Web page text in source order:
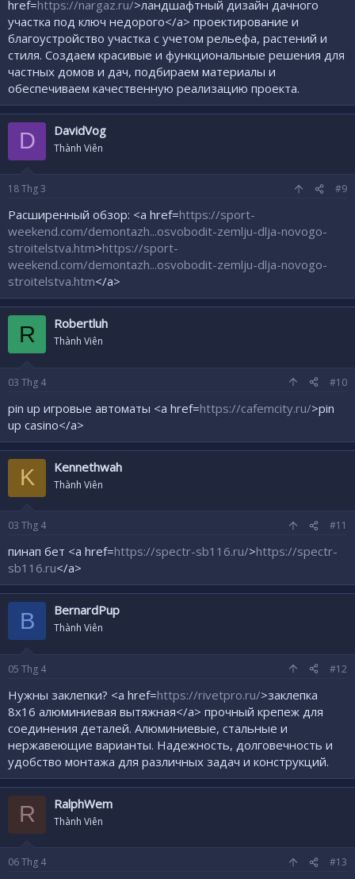
href=https://nargaz.ru/>ландшафтный дизайн дачного
участка под ключ недорого</a> проектирование и
благоустройство участка с учетом рельефа, растений и
стиля. Создаем красивые и функциональные решения для
частных домов и дач, подбираем материалы и
обеспечиваем качественную реализацию проекта.
D DavidVog
Thành Viên
18Thg 3 #9
Расширенный обзор: <a href=https://sport-
weekend.com/demontazh...osvobodit-zemlju-dlja-novogo-
stroitelstva.htm>https://sport-
weekend.com/demontazh...osvobodit-zemlju-dlja-novogo-
stroitelstva.htm</a>
R Robertluh
Thành Viên
03 Thg 4 #10
pin up игровые автоматы <a href=https://cafemcity.ru/>pin
up casino</a>
K Kennethwah
Thành Viên
03 Thg 4 #11
пинап бет <a href=https://spectr-sb116.ru/>https://spectr-
sb116.ru</a>
B BernardPup
Thành Viên
05 Thg 4 #12
Нужны заклепки? <a href=https://rivetpro.ru/>заклепка
8х16 алюминиевая вытяжная</a> прочный крепеж для
соединения деталей. Алюминиевые, стальные и
нержавеющие варианты. Надежность, долговечность и
удобство монтажа для различных задач и конструкций.
R RalphWem
Thành Viên
06Thg 4 #13